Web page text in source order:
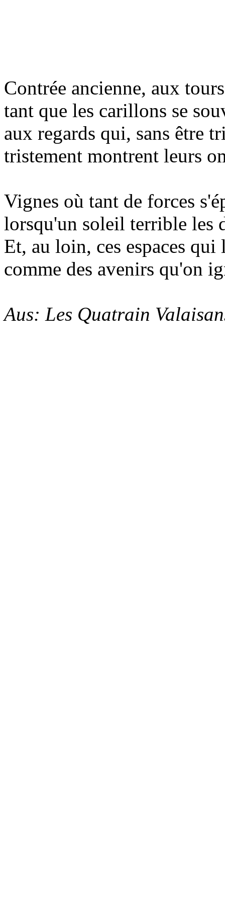
Contrée ancienne, aux
tant que les carillons se
aux regards qui, sans être
tristement montrent leurs
Vignes où tant de forces
lorsqu'un soleil terrible les
Et, au loin, ces espaces qui
comme des avenirs qu'on
Aus: Les Quatrain